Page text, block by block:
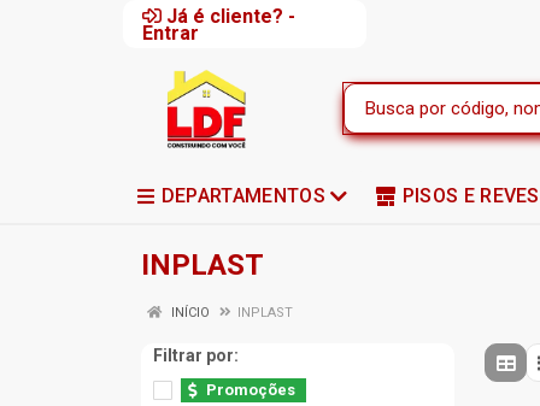
Já é cliente? -
Entrar
DEPARTAMENTOS PISOS E
INPLAST
INÍCIO INPLAST
Filtrar por:
Promoções